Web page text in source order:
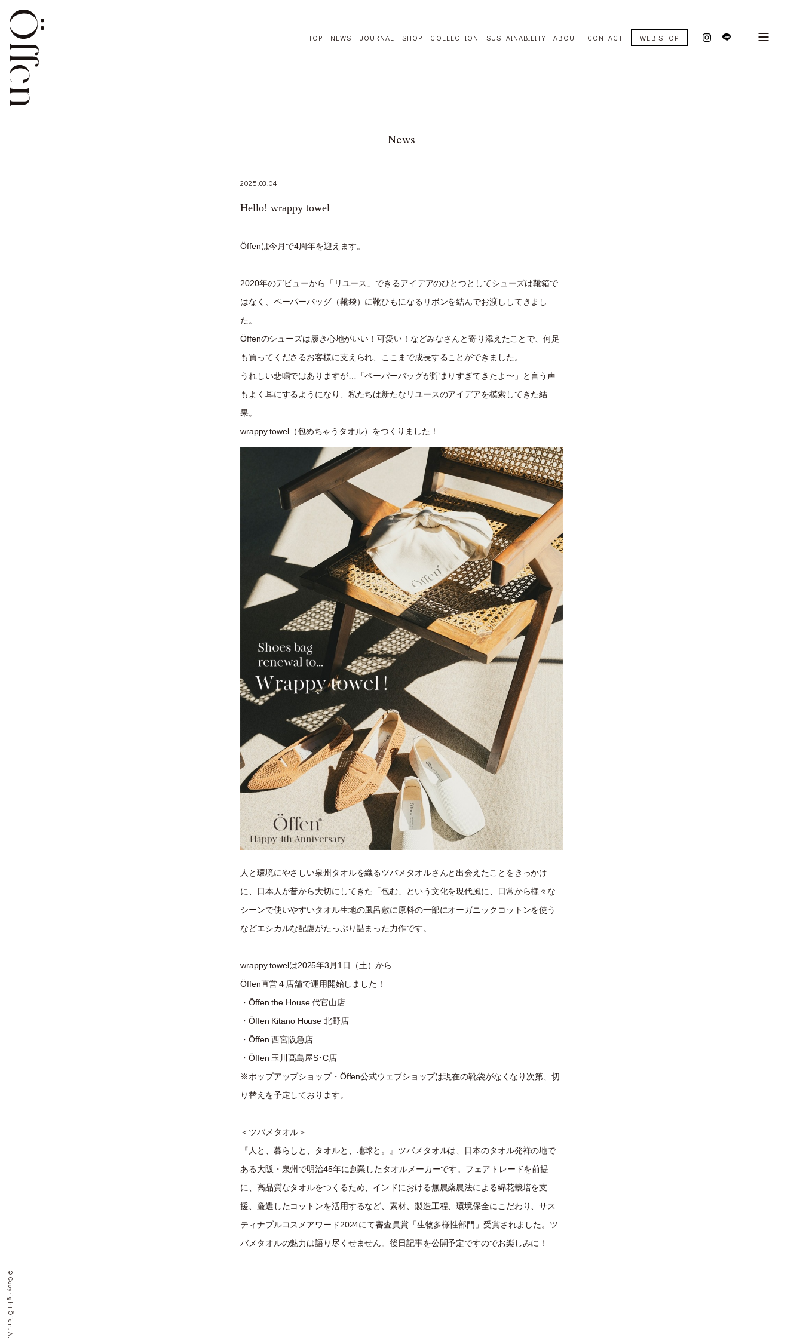
TOP NEWS JOURNAL SHOP COLLECTION SUSTAINABILITY ABOUT CONTACT WEB SHOP
News
2025.03.04
Hello! wrappy towel
Öffenは今月で4周年を迎えます。
2020年のデビューから「リユース」できるアイデアのひとつとしてシューズは靴箱で
はなく、ペーパーバッグ（靴袋）に靴ひもになるリボンを結んでお渡ししてきまし
た。
Öffenのシューズは履き心地がいい！可愛い！などみなさんと寄り添えたことで、何足
も買ってくださるお客様に支えられ、ここまで成長することができました。
うれしい悲鳴ではありますが…「ペーパーバッグが貯まりすぎてきたよ〜」と言う声
もよく耳にするようになり、私たちは新たなリユースのアイデアを模索してきた結
果。
wrappy towel（包めちゃうタオル）をつくりました！
人と環境にやさしい泉州タオルを織るツバメタオルさんと出会えたことをきっかけ
に、日本人が昔から大切にしてきた「包む」という文化を現代風に、日常から様々な
シーンで使いやすいタオル生地の風呂敷に原料の一部にオーガニックコットンを使う
などエシカルな配慮がたっぷり詰まった力作です。
wrappy towelは2025年3月1日（土）から
Öffen直営４店舗で運用開始しました！
・Öffen the House 代官山店
・Öffen Kitano House 北野店
・Öffen 西宮阪急店
・Öffen 玉川髙島屋S･C店
※ポップアップショップ・Öffen公式ウェブショップは現在の靴袋がなくなり次第、切
り替えを予定しております。
＜ツバメタオル＞
『人と、暮らしと、タオルと、地球と。』ツバメタオルは、日本のタオル発祥の地で
ある大阪・泉州で明治45年に創業したタオルメーカーです。フェアトレードを前提
に、高品質なタオルをつくるため、インドにおける無農薬農法による綿花栽培を支
援、厳選したコットンを活用するなど、素材、製造工程、環境保全にこだわり、サス
ティナブルコスメアワード2024にて審査員賞「生物多様性部門」受賞されました。ツ
バメタオルの魅力は語り尽くせません。後日記事を公開予定ですのでお楽しみに！